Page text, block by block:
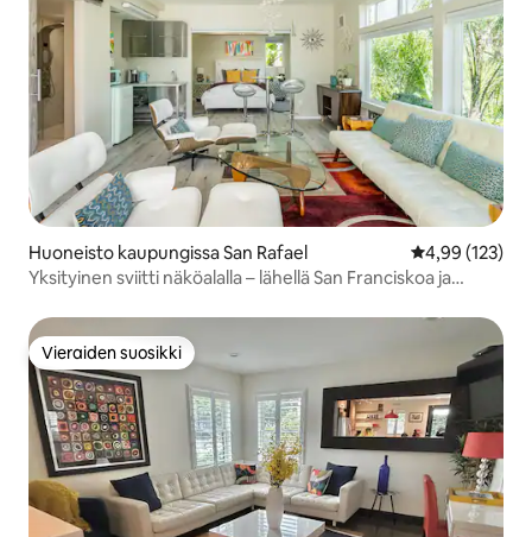
Huoneisto kaupungissa San Rafael
4,99 (123)
Yksityinen sviitti näköalalla – lähellä San Franciskoa ja
Vieraiden suosikki
Vieraiden suosikki